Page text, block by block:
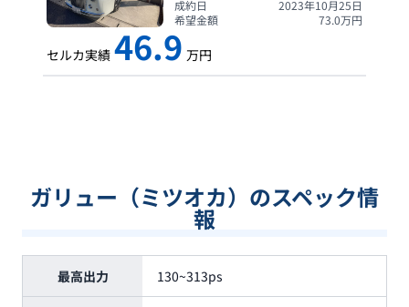
成約日
2023年10月25日
希望金額
73.0万円
セルカ実績 46.9 万円
ガリュー（ミツオカ）のスペック情
報
最高出力 130~313ps